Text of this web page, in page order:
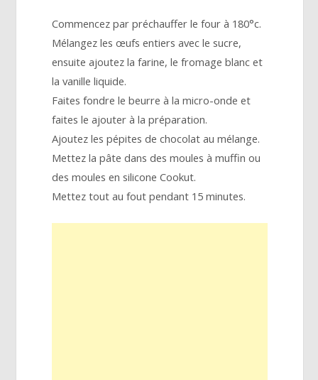
Commencez par préchauffer le four à 180°c.
Mélangez les œufs entiers avec le sucre,
ensuite ajoutez la farine, le fromage blanc et
la vanille liquide.
Faites fondre le beurre à la micro-onde et
faites le ajouter à la préparation.
Ajoutez les pépites de chocolat au mélange.
Mettez la pâte dans des moules à muffin ou
des moules en silicone Cookut.
Mettez tout au fout pendant 15 minutes.